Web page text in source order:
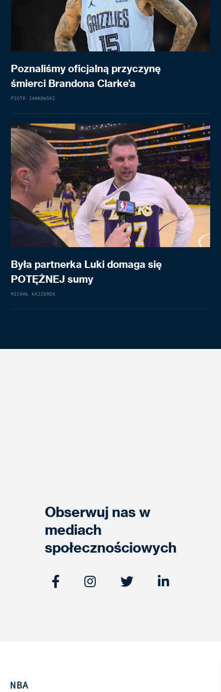
Poznaliśmy oficjalną przyczynę
śmierci Brandona Clarke’a
PIOTR JANKOWSKI
Była partnerka Luki domaga się
POTĘŻNEJ sumy
MICHAŁ KAJZEREK
Obserwuj nas w
mediach
społecznościowych
   
NBA